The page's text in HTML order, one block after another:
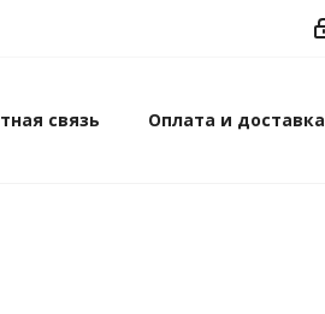
связь Оплата и доставка